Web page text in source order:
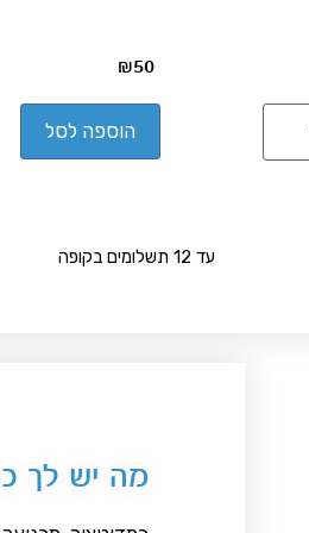
₪50
הוספה לסל
עד 12 תשלומים בקופה
מה יש לך